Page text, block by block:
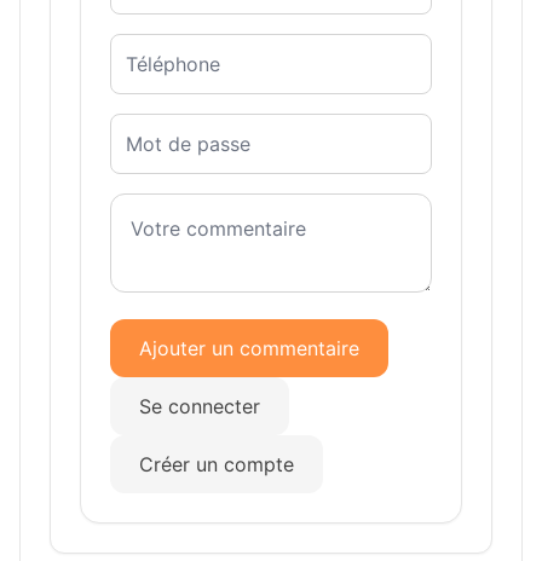
Ajouter un commentaire
Se connecter
Créer un compte